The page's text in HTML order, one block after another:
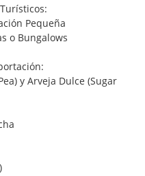
Pequeña
o Bungalows
y Arveja Dulce (Sugar